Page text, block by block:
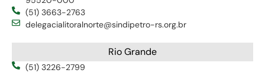
(51) 3663-2763
delegacialitoralnorte@sindipetro-rs.org.br
Rio Grande
(51) 3226-2799